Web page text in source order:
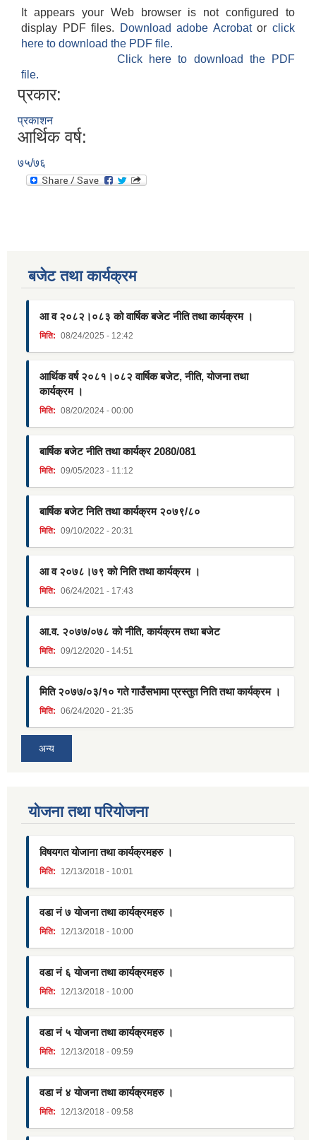
It appears your Web browser is not configured to
display PDF files.
Download adobe Acrobatorclick
here to download the PDF file.
Click here to download the PDF
file.
प्रकार:
प्रकाशन
आर्थिक वर्ष:
७५/७६
बजेट तथा कार्यक्रम
आ व २०८२।०८३ को वार्षिक बजेट नीति तथा कार्यक्रम ।
मिति: 08/24/2025 - 12:42
आर्थिक वर्ष २०८१।०८२ वार्षिक बजेट, नीति, योजना तथा
कार्यक्रम ।
मिति: 08/20/2024 - 00:00
बार्षिक बजेट नीति तथा कार्यक्र 2080/081
मिति: 09/05/2023 - 11:12
बार्षिक बजेट निति तथा कार्यक्रम २०७९/८०
मिति: 09/10/2022 - 20:31
आ व २०७८।७९ को निति तथा कार्यक्रम ।
मिति: 06/24/2021 - 17:43
आ.व. २०७७/०७८ को नीति, कार्यक्रम तथा बजेट
मिति: 09/12/2020 - 14:51
मिति २०७७/०३/१० गते गाउँसभामा प्रस्तुत निति तथा कार्यक्रम ।
मिति: 06/24/2020 - 21:35
अन्य
याेजना तथा परियाेजना
विषयगत योजाना तथा कार्यक्रमहरु ।
मिति: 12/13/2018 - 10:01
वडा नं ७ योजना तथा कार्यक्रमहरु ।
मिति: 12/13/2018 - 10:00
वडा नं ६ योजना तथा कार्यक्रमहरु ।
मिति: 12/13/2018 - 10:00
वडा नं ५ योजना तथा कार्यक्रमहरु ।
मिति: 12/13/2018 - 09:59
वडा नं ४ योजना तथा कार्यक्रमहरु ।
मिति: 12/13/2018 - 09:58